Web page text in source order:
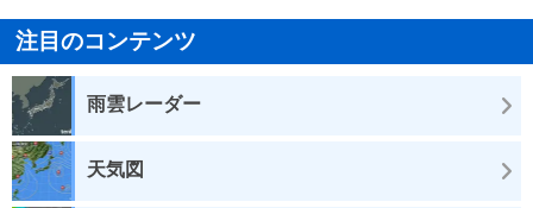
注目のコンテンツ
雨雲レーダー
天気図